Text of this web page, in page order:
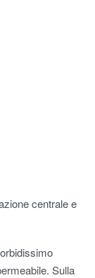
centrale e
Sulla